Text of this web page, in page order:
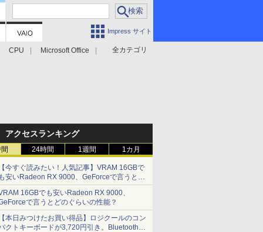
Impress サイト
全カテゴリ
CPU Microsoft Office
アクセスランキング
24時間 1週間 1カ月
今すぐ読みたい！人気記事】VRAM 16GBで
安いRadeon RX 9000、GeForceで言うとど
ぐらいの性能？ - PC Watch
16GBでも安いRadeon RX 9000、
で言うとどのぐらいの性能？
本日みつけたお買い得品】ロジクールのコン
クトキーボードが3,720円引き。Bluetoothで3